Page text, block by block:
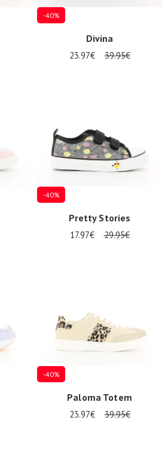
-40%
Divina
23.97€ 39.95€
-40%
Pretty Stories
17.97€ 29.95€
-40%
Paloma Totem
23.97€ 39.95€